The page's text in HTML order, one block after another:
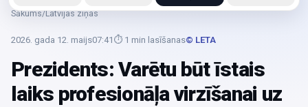
Sākums/Latvijas ziņas
2026. gada 12. maijs07:41 ⏱ 1 min lasīšanas© LETA
Prezidents: Varētu būt īstais
laiks profesionāļa virzīšanai uz